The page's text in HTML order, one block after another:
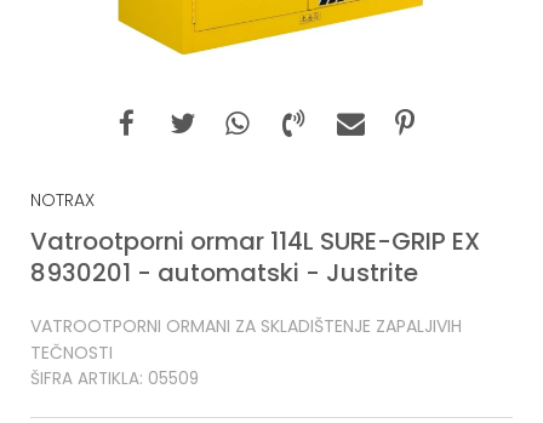
NOTRAX
Vatrootporni ormar 114L SURE-GRIP EX
8930201 - automatski - Justrite
VATROOTPORNI ORMANI ZA SKLADIŠTENJE ZAPALJIVIH
TEČNOSTI
ŠIFRA ARTIKLA: 05509